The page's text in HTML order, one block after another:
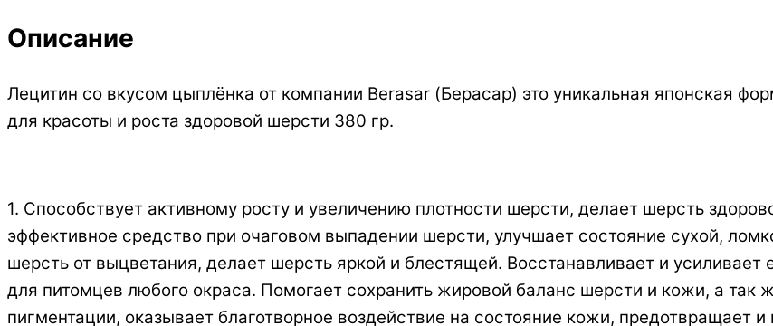
Описание
Лецитин со вкусом цыплёнка от компании Berasar (Берасар) это уникальная японская
для красоты и роста здоровой шерсти 380 гр.
1. Способствует активному росту и увеличению плотности шерсти, делает шерсть
эффективное средство при очаговом выпадении шерсти, улучшает состояние сухой,
шерсть от выцветания, делает шерсть яркой и блестящей. Восстанавливает и
для питомцев любого окраса. Помогает сохранить жировой баланс шерсти и кожи, а так
пигментации, оказывает благотворное воздействие на состояние кожи, предотвращает